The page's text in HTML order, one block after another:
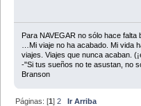
Para NAVEGAR no sólo hace
…Mi viaje no ha acabado. Mi vida
viajes. Viajes que nunca acaban.
-"Si tus sueños no te asustan, no
Branson
Páginas: [1]2
Ir Arriba